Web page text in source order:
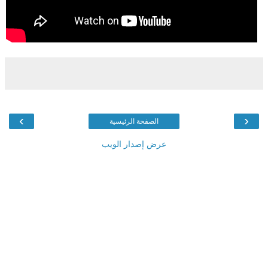
‹
› الصفحة الرئيسية
عرض إصدار الويب